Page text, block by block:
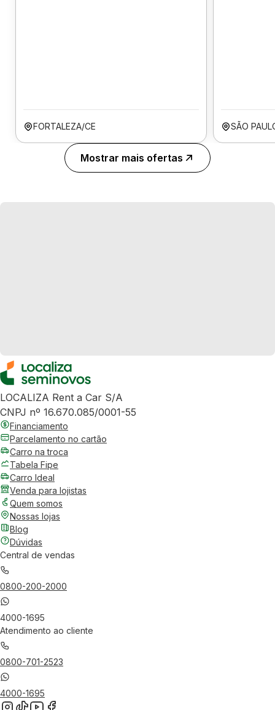
FORTALEZA/CE SÃO
Mostrar mais ofertas
LOCALIZA Rent a Car S/A
CNPJ nº 16.670.085/0001-55
Financiamento
Parcelamento no cartão
Carro na troca
Tabela Fipe
Carro Ideal
Venda para lojistas
Quem somos
Nossas lojas
Blog
Dúvidas
Central de vendas
0800-200-2000
4000-1695
Atendimento ao cliente
0800-701-2523
4000-1695